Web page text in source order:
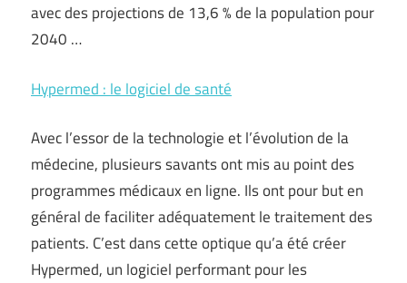
avec des projections de 13,6 % de la population pour
2040 …
Hypermed : le logiciel de santé
Avec l’essor de la technologie et l’évolution de la
médecine, plusieurs savants ont mis au point des
programmes médicaux en ligne. Ils ont pour but en
général de faciliter adéquatement le traitement des
patients. C’est dans cette optique qu’a été créer
Hypermed, un logiciel performant pour les